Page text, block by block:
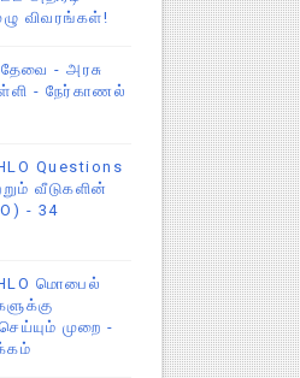
விவரங்கள்!
- அரசு
- நேர்காணல்
Questions
வீடுகளின்
- 34
மொபைல்
முறை -